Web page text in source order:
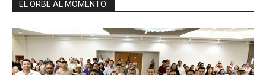
EL ORBE AL MOMENTO: